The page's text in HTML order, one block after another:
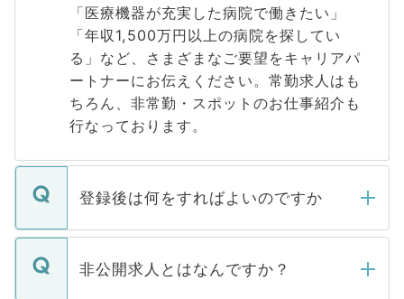
「医療機器が充実した病院で働きたい」
「年収1,500万円以上の病院を探してい
る」など、さまざまなご要望をキャリアパ
ートナーにお伝えください。常勤求人はも
ちろん、非常勤・スポットのお仕事紹介も
行なっております。
登録後は何をすればよいのですか
ご登録いただきましたら、弊社担当者がご
登録内容を確認し、その後メールもしくは
非公開求人とはなんですか？